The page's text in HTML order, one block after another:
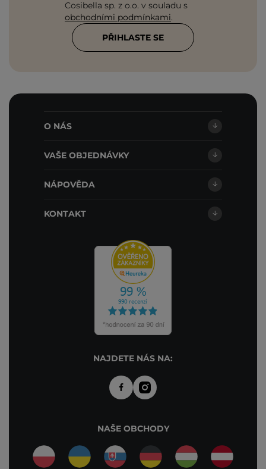
Cosibella sp. z o.o. v souladu s
obchodními podmínkami.
PŘIHLASTE SE
O NÁS
VAŠE OBJEDNÁVKY
NÁPOVĚDA
KONTAKT
NAJDETE NÁS NA:
NAŠE OBCHODY